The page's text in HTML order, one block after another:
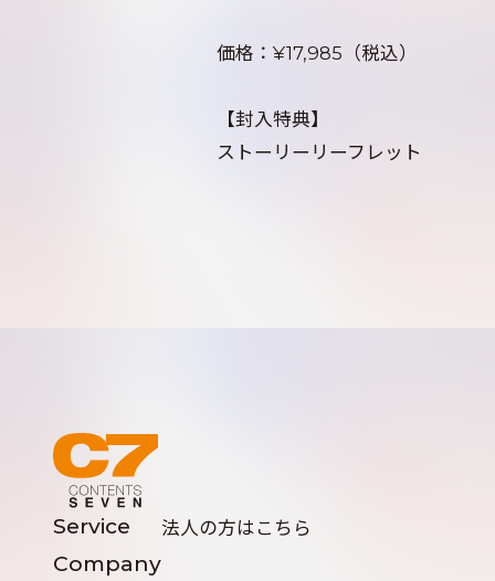
価格：¥17,985（税込）
【封入特典】
ストーリーリーフレット
Service
Company
法人の方はこちら